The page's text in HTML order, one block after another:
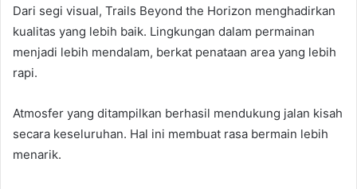
Dari segi visual, Trails Beyond the Horizon menghadirkan
kualitas yang lebih baik. Lingkungan dalam permainan
menjadi lebih mendalam, berkat penataan area yang lebih
rapi.
Atmosfer yang ditampilkan berhasil mendukung jalan kisah
secara keseluruhan. Hal ini membuat rasa bermain lebih
menarik.